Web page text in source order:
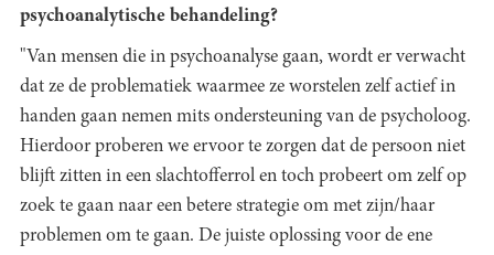
psychoanalytische behandeling?
"Van mensen die in psychoanalyse gaan, wordt er verwacht
dat ze de problematiek waarmee ze worstelen zelf actief in
handen gaan nemen mits ondersteuning van de psycholoog.
Hierdoor proberen we ervoor te zorgen dat de persoon niet
blijft zitten in een slachtofferrol en toch probeert om zelf op
zoek te gaan naar een betere strategie om met zijn/haar
problemen om te gaan. De juiste oplossing voor de ene